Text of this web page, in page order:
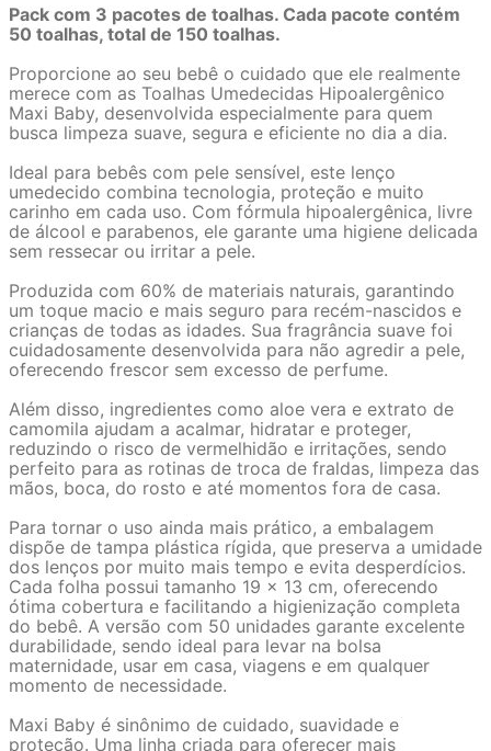
Pack com 3 pacotes de toalhas. Cada pacote contém
50 toalhas, total de 150 toalhas.
Proporcione ao seu bebê o cuidado que ele realmente
merece com as Toalhas Umedecidas Hipoalergênico
Maxi Baby, desenvolvida especialmente para quem
busca limpeza suave, segura e eficiente no dia a dia.
Ideal para bebês com pele sensível, este lenço
umedecido combina tecnologia, proteção e muito
carinho em cada uso. Com fórmula hipoalergênica, livre
de álcool e parabenos, ele garante uma higiene delicada
sem ressecar ou irritar a pele.
Produzida com 60% de materiais naturais, garantindo
um toque macio e mais seguro para recém-nascidos e
crianças de todas as idades. Sua fragrância suave foi
cuidadosamente desenvolvida para não agredir a pele,
oferecendo frescor sem excesso de perfume.
Além disso, ingredientes como aloe vera e extrato de
camomila ajudam a acalmar, hidratar e proteger,
reduzindo o risco de vermelhidão e irritações, sendo
perfeito para as rotinas de troca de fraldas, limpeza das
mãos, boca, do rosto e até momentos fora de casa.
Para tornar o uso ainda mais prático, a embalagem
dispõe de tampa plástica rígida, que preserva a umidade
dos lenços por muito mais tempo e evita desperdícios.
Cada folha possui tamanho 19 x 13 cm, oferecendo
ótima cobertura e facilitando a higienização completa
do bebê. A versão com 50 unidades garante excelente
durabilidade, sendo ideal para levar na bolsa
maternidade, usar em casa, viagens e em qualquer
momento de necessidade.
Maxi Baby é sinônimo de cuidado, suavidade e
proteção. Uma linha criada para oferecer mais